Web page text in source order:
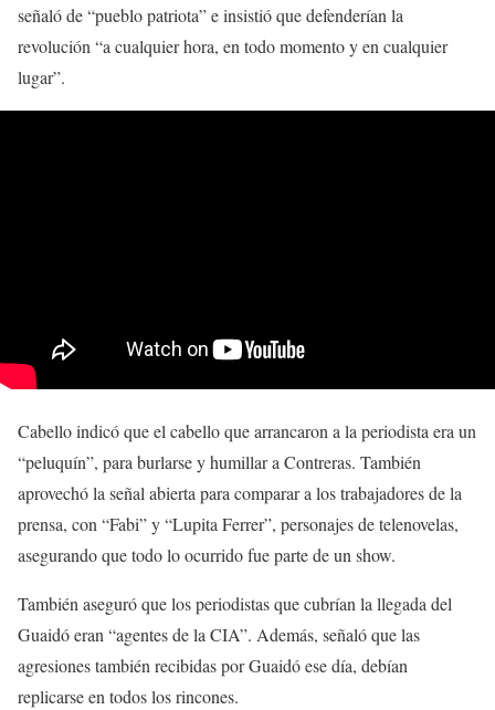
señaló de “pueblo patriota” e insistió que defenderían la
revolución “a cualquier hora, en todo momento y en cualquier
lugar”.
Cabello indicó que el cabello que arrancaron a la periodista era un
“peluquín”, para burlarse y humillar a Contreras. También
aprovechó la señal abierta para comparar a los trabajadores de la
prensa, con “Fabi” y “Lupita Ferrer”, personajes de telenovelas,
asegurando que todo lo ocurrido fue parte de un show.
También aseguró que los periodistas que cubrían la llegada del
Guaidó eran “agentes de la CIA”. Además, señaló que las
agresiones también recibidas por Guaidó ese día, debían
replicarse en todos los rincones.